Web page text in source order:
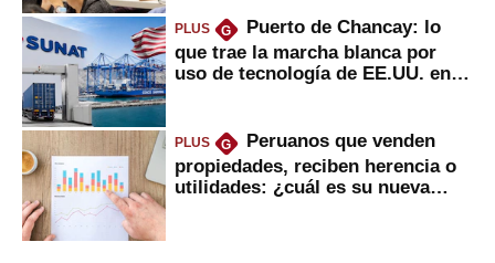
PLUS G
Puerto de Chancay: lo
que trae la marcha blanca por
uso de tecnología de EE.UU. en
PLUS G
Peruanos que venden
propiedades, reciben herencia o
utilidades: ¿cuál es su nueva